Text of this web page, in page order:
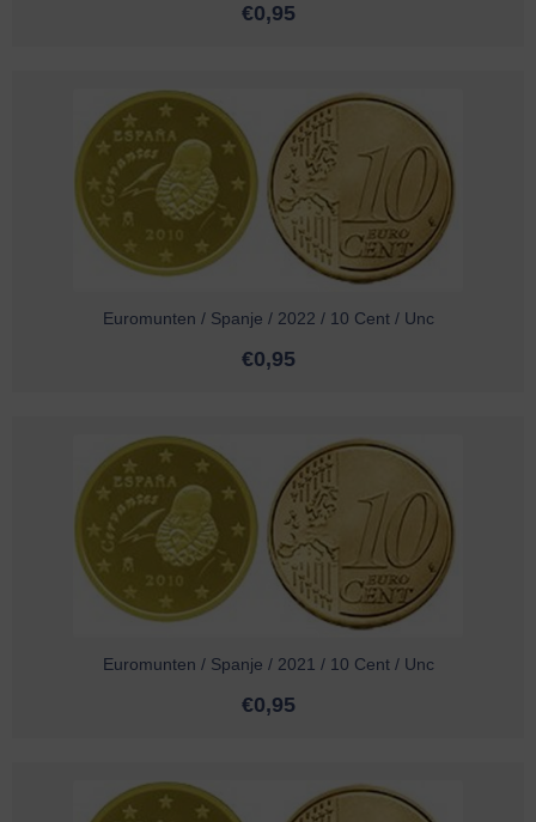
€0,95
Euromunten / Spanje / 2022 / 10 Cent / Unc
€0,95
Euromunten / Spanje / 2021 / 10 Cent / Unc
€0,95